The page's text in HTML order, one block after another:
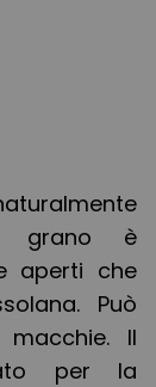
grano è
aperti che
Può
Il
per la